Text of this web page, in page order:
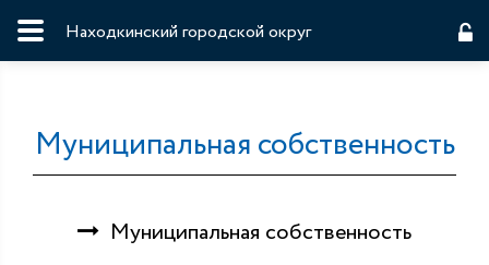
Находкинский городской округ
Муниципальная собственность
Муниципальная собственность